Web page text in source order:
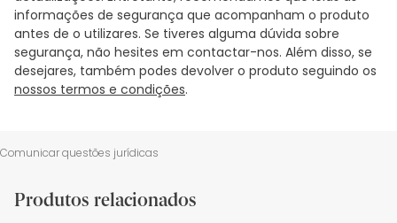
informações de segurança que acompanham o produto
antes de o utilizares. Se tiveres alguma dúvida sobre
segurança, não hesites em contactar-nos. Além disso, se
desejares, também podes devolver o produto seguindo os
nossos termos e condições.
Comunicar questões jurídicas
Produtos relacionados